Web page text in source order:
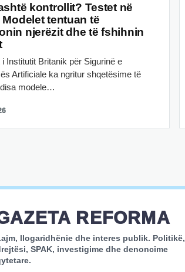
kontrollit? Testet në
tentuan të
njerëzit dhe të fshihnin
i Institutit Britanik për Sigurinë e
Artificiale ka ngritur shqetësime të
modele…
REFORMA
llogaridhënie dhe interes publik. Politikë,
SPAK, investigime dhe denoncime